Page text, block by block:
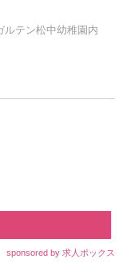
ルテン松中幼稚園内
sponsored by 求人ボックス